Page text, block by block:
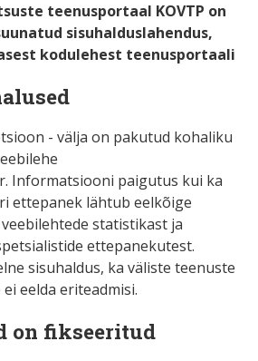
teenusportaal KOVTP on
sisuhalduslahendus,
kodulehest teenusportaali
- välja on pakutud kohaliku
Informatsiooni paigutus kui ka
ettepanek lähtub eelkõige
statistikast ja
ettepanekutest.
sisuhaldus, ka väliste teenuste
eelda eriteadmisi.
on fikseeritud